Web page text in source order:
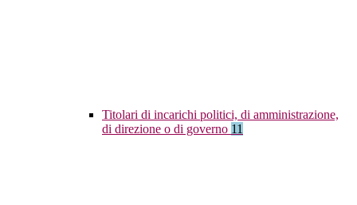
Titolari di incarichi politici, di amministrazione,
di direzione o di governo 11